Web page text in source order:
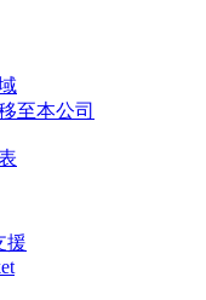
至本公司
援